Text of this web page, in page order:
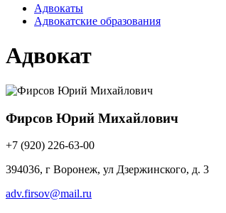
Адвокаты
Адвокатские образования
Адвокат
Фирсов Юрий Михайлович
+7 (920) 226-63-00
394036, г Воронеж, ул Дзержинского, д. 3
adv.firsov@mail.ru